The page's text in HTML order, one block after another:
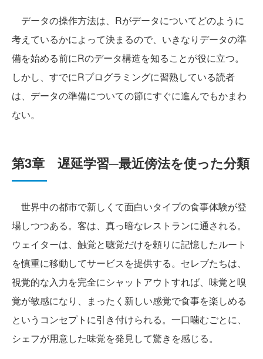
データの操作方法は、Rがデータについてどのように
考えているかによって決まるので、いきなりデータの準
備を始める前にRのデータ構造を知ることが役に立つ。
しかし、すでにRプログラミングに習熟している読者
は、データの準備についての節にすぐに進んでもかまわ
ない。
第3章 遅延学習─最近傍法を使った分類
世界中の都市で新しくて面白いタイプの食事体験が登
場しつつある。客は、真っ暗なレストランに通される。
ウェイターは、触覚と聴覚だけを頼りに記憶したルート
を慎重に移動してサービスを提供する。セレブたちは、
視覚的な入力を完全にシャットアウトすれば、味覚と嗅
覚が敏感になり、まったく新しい感覚で食事を楽しめる
というコンセプトに引き付けられる。一口噛むごとに、
シェフが用意した味覚を発見して驚きを感じる。